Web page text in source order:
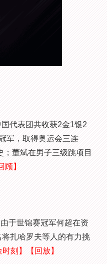
代表团共收获2金1银2
军，取得奥运会三连
董斌在男子三级跳项目
顾】
于世锦赛冠军何超在资
扎哈罗夫等人的有力挑
时刻】 【回放】